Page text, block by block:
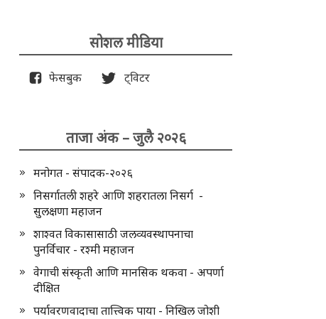
सोशल मीडिया
फेसबुक ट्विटर
ताजा अंक – जुलै २०२६
मनोगत - संपादक-२०२६
निसर्गातली शहरे आणि शहरातला निसर्ग -
सुलक्षणा महाजन
शाश्वत विकासासाठी जलव्यवस्थापनाचा
पुनर्विचार - रश्मी महाजन
वेगाची संस्कृती आणि मानसिक थकवा - अपर्णा
दीक्षित
पर्यावरणवादाचा तात्त्विक पाया - निखिल जोशी